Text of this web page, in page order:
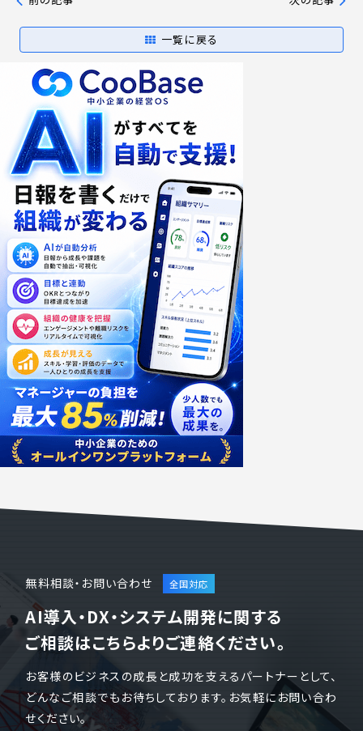
一覧に戻る
無料相談・お問い合わせ
AI導入・DX・システム開発に関する
ご相談はこちらよりご連絡ください。
お客様のビジネスの成長と成功を支えるパートナーとして、
どんなご相談でもお待ちしております。お気軽にお問い合わ
せください。